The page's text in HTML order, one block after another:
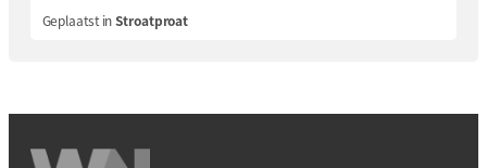
Geplaatst inStroatproat